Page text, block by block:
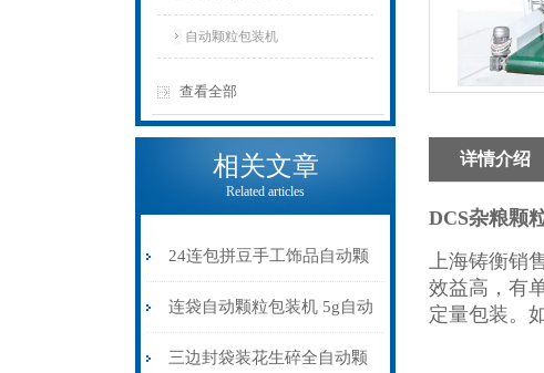
自动颗粒包装机
查看全部
相关文章
Related articles
24连包拼豆手工饰品自动颗
粒包装机防静电不堵料
连袋自动颗粒包装机 5g自动
计量包装机 三边封打包机
三边封袋装花生碎全自动颗
详情介绍
DCS杂粮颗
上海铸衡销
效益高，有
定量包装。